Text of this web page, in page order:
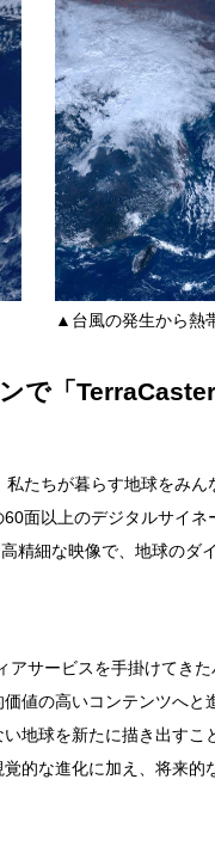
▲台風の発生から熱
で「
たちが暮らす地球をみ
面以上のデジタルサイ
細な映像で、地球のダ
サービスを手掛けてき
値の高いコンテンツへ
地球を新たに描き出すこ
的な進化に加え、将来